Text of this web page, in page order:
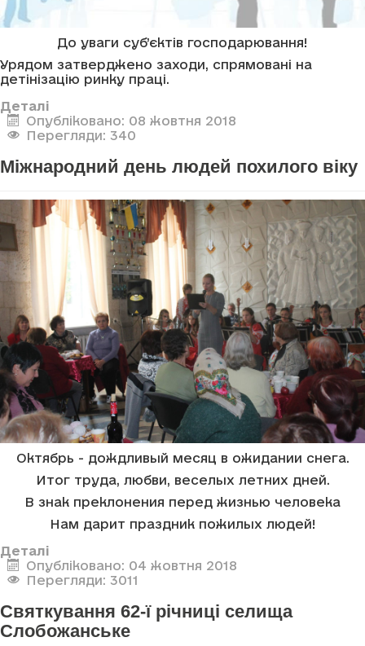
До уваги суб’єктів господарювання!
Урядом затверджено заходи, спрямовані на
детінізацію ринку праці.
Деталі
Опубліковано: 08 жовтня 2018
Перегляди: 340
Міжнародний день людей похилого віку
Октябрь - дождливый месяц в ожидании снега.
Итог труда, любви, веселых летних дней.
В знак преклонения перед жизнью человека
Нам дарит праздник пожилых людей!
Деталі
Опубліковано: 04 жовтня 2018
Перегляди: 3011
Святкування 62-ї річниці селища
Слобожанське